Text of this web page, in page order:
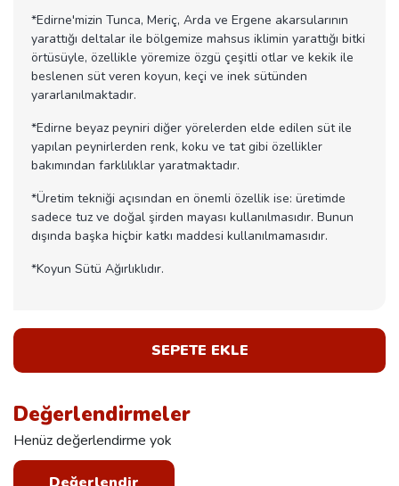
*Edirne'mizin Tunca, Meriç, Arda ve Ergene akarsularının
yarattığı deltalar ile bölgemize mahsus iklimin yarattığı bitki
örtüsüyle, özellikle yöremize özgü çeşitli otlar ve kekik ile
beslenen süt veren koyun, keçi ve inek sütünden
yararlanılmaktadır.
*Edirne beyaz peyniri diğer yörelerden elde edilen süt ile
yapılan peynirlerden renk, koku ve tat gibi özellikler
bakımından farklılıklar yaratmaktadır.
*Üretim tekniği açısından en önemli özellik ise: üretimde
sadece tuz ve doğal şirden mayası kullanılmasıdır. Bunun
dışında başka hiçbir katkı maddesi kullanılmamasıdır.
*Koyun Sütü Ağırlıklıdır.
SEPETE EKLE
Değerlendirmeler
Henüz değerlendirme yok